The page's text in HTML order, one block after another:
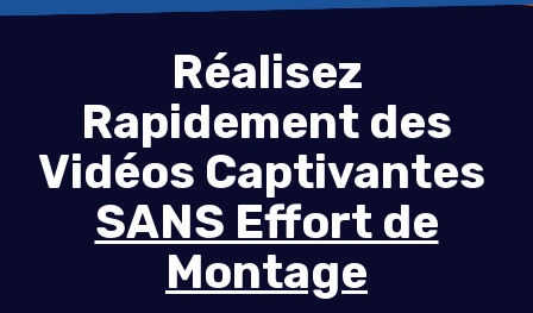
Réalisez
Rapidement des
Vidéos Captivantes
SANS Effort de
Montage